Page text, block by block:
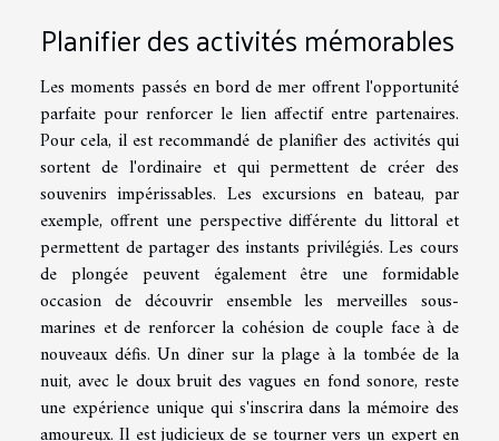
Planifier des activités mémorables
Les moments passés en bord de mer offrent l'opportunité
parfaite pour renforcer le lien affectif entre partenaires.
Pour cela, il est recommandé de planifier des activités qui
sortent de l'ordinaire et qui permettent de créer des
souvenirs impérissables. Les excursions en bateau, par
exemple, offrent une perspective différente du littoral et
permettent de partager des instants privilégiés. Les cours
de plongée peuvent également être une formidable
occasion de découvrir ensemble les merveilles sous-
marines et de renforcer la cohésion de couple face à de
nouveaux défis. Un dîner sur la plage à la tombée de la
nuit, avec le doux bruit des vagues en fond sonore, reste
une expérience unique qui s'inscrira dans la mémoire des